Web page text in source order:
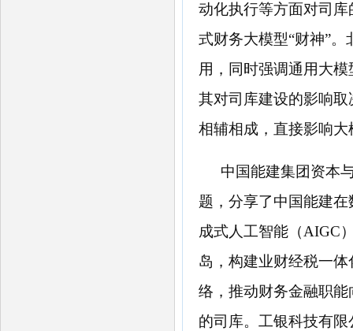
动化执行等方面对司库
式财务大模型“财神”
用， 同时强调通用大
其对司库建设的影响
相辅相成，直接影响
中国能建集团资本
题，分享了中国能建
成式人工智能（AIGC
岛，构建业财经税一
络，推动财务金融职
的司库。工银科技有